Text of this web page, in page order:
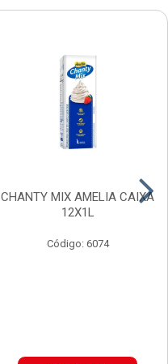
CHANTY MIX AMELIA CAIXA
12X1L
Código: 6074